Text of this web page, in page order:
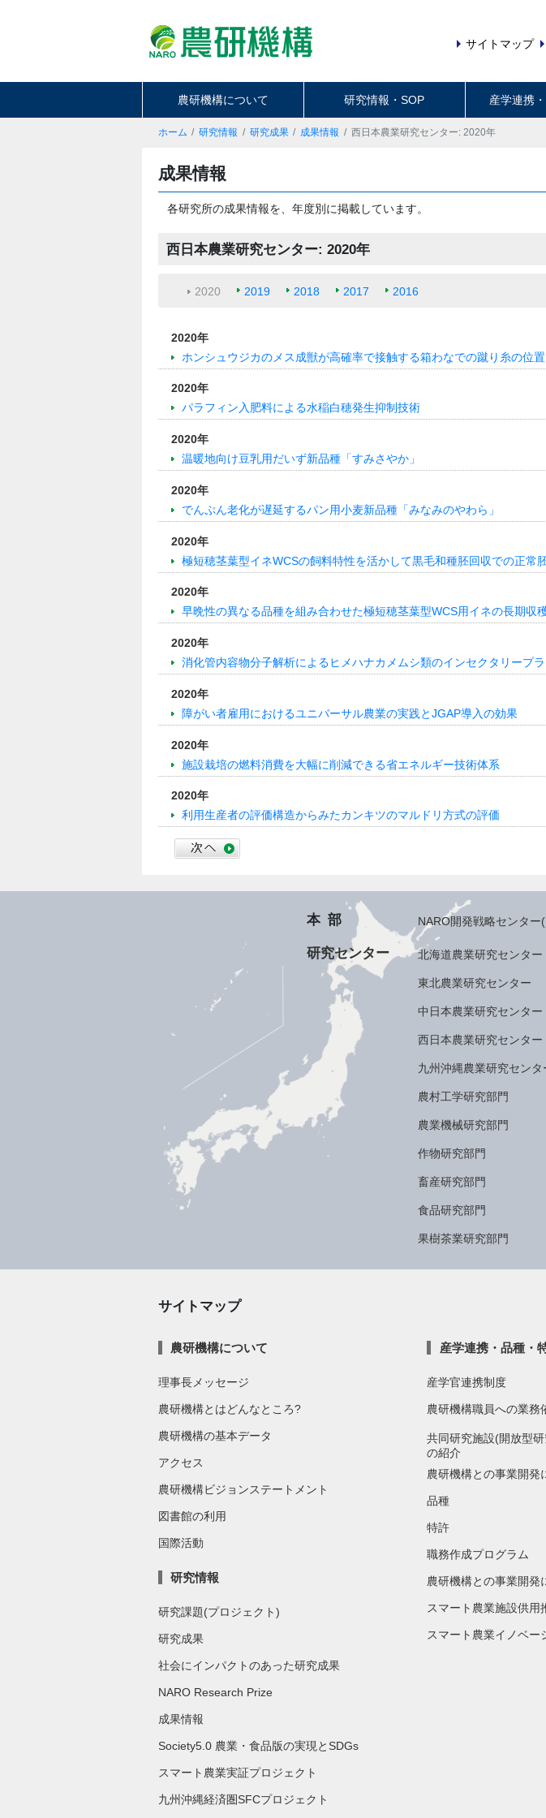
サイトマップ
農研機構について 研究情報・SOP 産学連携
ホーム 研究情報 研究成果 成果情報 西日本農業研究センター: 2020年
成果情報
各研究所の成果情報を、年度別に掲載しています。
西日本農業研究センター: 2020年
2020 2019 2018 2017 2016
2020年
ホンシュウジカのメス成獣が高確率で接触する箱わなでの蹴り糸の位
2020年
パラフィン入肥料による水稲白穂発生抑制技術
2020年
温暖地向け豆乳用だいず新品種「すみさやか」
2020年
でんぷん老化が遅延するパン用小麦新品種「みなみのやわら」
2020年
極短穂茎葉型イネWCSの飼料特性を活かして黒毛和種胚回収での正常
2020年
早晩性の異なる品種を組み合わせた極短穂茎葉型WCS用イネの長期収
2020年
消化管内容物分子解析によるヒメハナカメムシ類のインセクタリープ
2020年
障がい者雇用におけるユニバーサル農業の実践とJGAP導入の効果
2020年
施設栽培の燃料消費を大幅に削減できる省エネルギー技術体系
2020年
利用生産者の評価構造からみたカンキツのマルドリ方式の評価
本部 NARO開発戦略センター
研究センター 北海道農業研究センター
東北農業研究センター
中日本農業研究センター
西日本農業研究センター
九州沖縄農業研究センタ
農村工学研究部門
農業機械研究部門
作物研究部門
畜産研究部門
食品研究部門
果樹茶業研究部門
サイトマップ
農研機構について
理事長メッセージ
農研機構とはどんなところ?
農研機構の基本データ
アクセス
農研機構ビジョンステートメント
図書館の利用
国際活動
研究情報
研究課題(プロジェクト)
研究成果
社会にインパクトのあった研究成果
NARO Research Prize
成果情報
Society5.0 農業・食品版の実現とSDGs
スマート農業実証プロジェクト
九州沖縄経済圏SFCプロジェクト
産学連携・品種・
産学官連携制度
農研機構職員への業務
共同研究施設(開放型
の紹介
農研機構との事業開発
品種
特許
職務作成プログラム
農研機構との事業開発
スマート農業施設供用
スマート農業イノベー